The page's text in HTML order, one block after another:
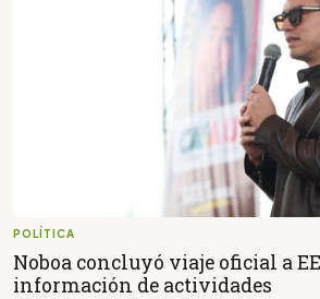
POLÍTICA
Noboa concluyó viaje oficial a
información de actividades